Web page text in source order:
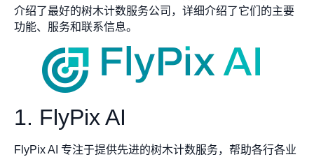
介绍了最好的树木计数服务公司，详细介绍了它们的主要
功能、服务和联系信息。
1. FlyPix AI
FlyPix AI 专注于提供先进的树木计数服务，帮助各行各业